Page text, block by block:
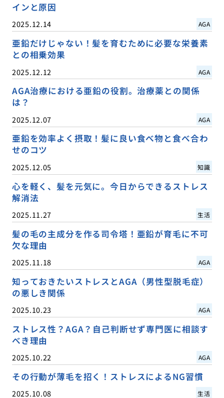
インと原因
2025.12.14 AGA
亜鉛だけじゃない！髪を育むために必要な栄養素
との相乗効果
2025.12.12 AGA
AGA治療における亜鉛の役割。治療薬との関係
は？
2025.12.07 AGA
亜鉛を効率よく摂取！髪に良い食べ物と食べ合わ
せのコツ
2025.12.05 知識
心を軽く、髪を元気に。今日からできるストレス
解消法
2025.11.27 生活
髪の毛の主成分を作る司令塔！亜鉛が育毛に不可
欠な理由
2025.11.18 AGA
知っておきたいストレスとAGA（男性型脱毛症）
の悪しき関係
2025.10.23 AGA
ストレス性？AGA？自己判断せず専門医に相談す
べき理由
2025.10.22 AGA
その行動が薄毛を招く！ストレスによるNG習慣
2025.10.08 生活